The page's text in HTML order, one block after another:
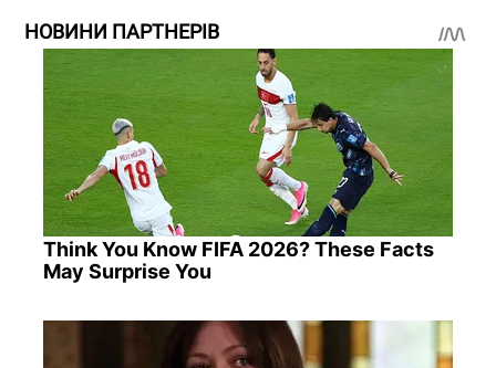
НОВИНИ ПАРТНЕРІВ
Think You Know FIFA 2026? These Facts
May Surprise You